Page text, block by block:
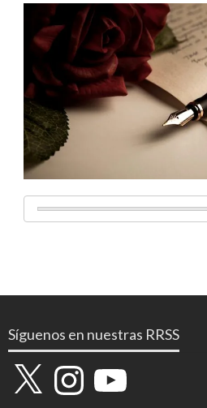
Síguenos en nuestras RRSS
X InstagramYouTube